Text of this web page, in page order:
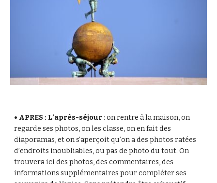
• APRES : L’après-séjour : on rentre à la maison, on
regarde ses photos, on les classe, on en fait des
diaporamas, et on s’aperçoit qu’on a des photos ratées
d’endroits inoubliables, ou pas de photo du tout. On
trouvera ici des photos, des commentaires, des
informations supplémentaires pour compléter ses